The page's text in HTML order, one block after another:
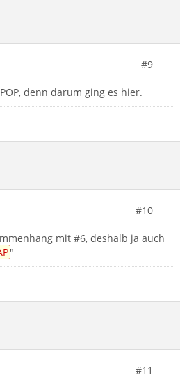
#9
denn darum ging es hier.
#10
mit #6, deshalb ja auch
"
#11